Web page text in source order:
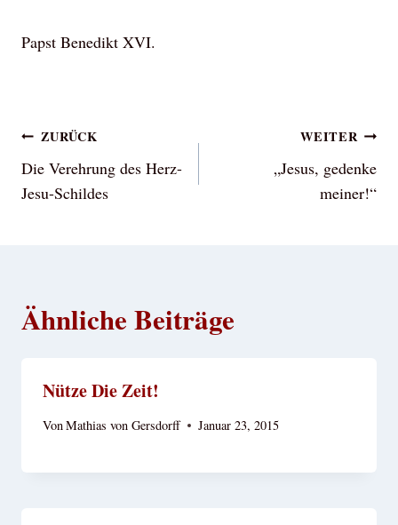
Papst Benedikt XVI.
Beitragsnavigation
ZURÜCK
Die Verehrung des Herz-
Jesu-Schildes
WEITER
„Jesus, gedenke
meiner!“
Ähnliche Beiträge
Nütze Die Zeit!
VonMathias von Gersdorff Januar 23, 2015